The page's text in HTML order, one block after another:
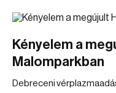
Kényelem a
Malomparkban
Debreceni